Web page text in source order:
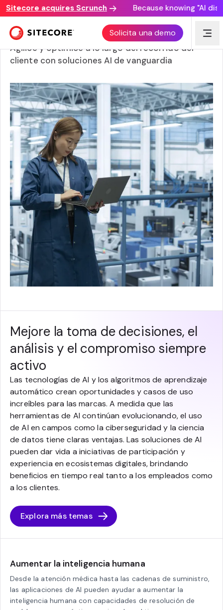
acquires Scrunch Because knowing "AI
Solicita una demo
Inteligencia artificial
Agilice y optimice a lo largo del recorrido del
cliente con soluciones AI de vanguardia
Mejore la toma de decisiones, el
análisis y el compromiso siempre
activo
Las tecnologías de AI y los algoritmos de aprendizaje
automático crean oportunidades y casos de uso
increíbles para las marcas. A medida que las
herramientas de AI continúan evolucionando, el uso
de AI en campos como la ciberseguridad y la ciencia
de datos tiene claras ventajas. Las soluciones de AI
pueden dar vida a iniciativas de participación y
experiencia en ecosistemas digitales, brindando
beneficios en tiempo real tanto a los empleados como
a los clientes.
Explora más temas
Aumentar la inteligencia humana
Desde la atención médica hasta las cadenas de suministro,
las aplicaciones de AI pueden ayudar a aumentar la
inteligencia humana con capacidades de resolución de